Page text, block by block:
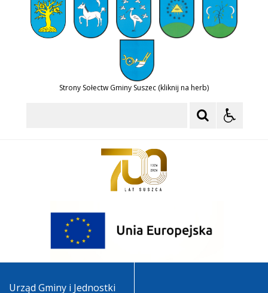
Strony Sołectw Gminy Suszec (kliknij na herb)
Urząd Gminy i Jednostki